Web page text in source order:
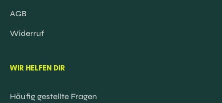
AGB
Widerruf
WIR HELFEN DIR
Häufig gestellte Fragen